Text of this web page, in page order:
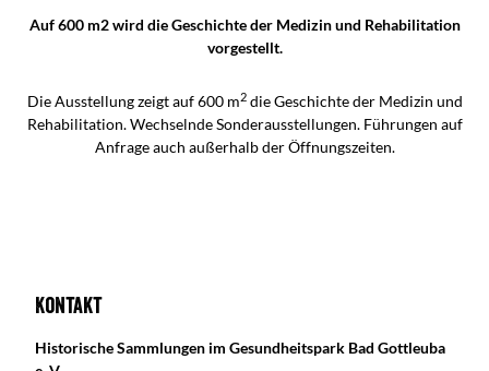
Auf 600 m2 wird die Geschichte der Medizin und Rehabilitation
vorgestellt.
Die Ausstellung zeigt auf 600 m2die Geschichte der Medizin und
Rehabilitation. Wechselnde Sonderausstellungen. Führungen auf
Anfrage auch außerhalb der Öffnungszeiten.
Kontakt
Historische Sammlungen im Gesundheitspark Bad Gottleuba